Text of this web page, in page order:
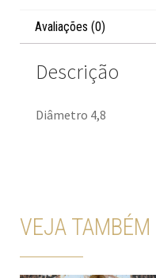
Avaliações (0)
Descrição
Diâmetro 4,8
VEJA TAMBÉM